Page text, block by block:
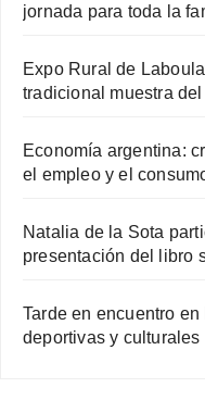
jornada para toda la
Expo Rural de
tradicional muestra
Economía argentina:
el empleo y el
Natalia de la Sota
presentación del libro
Tarde en encuentro
deportivas y culturales